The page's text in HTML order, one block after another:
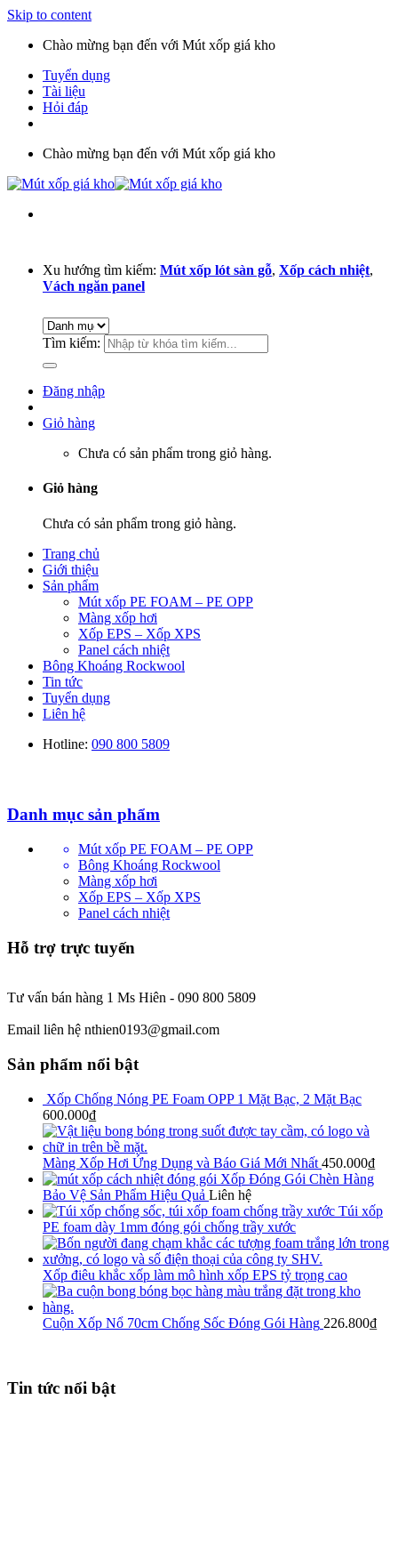
Skip to content
Chào mừng bạn đến với Mút xốp giá kho
Tuyển dụng
Tài liệu
Hỏi đáp
Chào mừng bạn đến với Mút xốp giá kho
Xu hướng tìm kiếm: Mút xốp lót sàn gỗ, Xốp cách nhiệt,
Vách ngăn panel
Tìm kiếm:
Đăng nhập
Giỏ hàng
Chưa có sản phẩm trong giỏ hàng.
Giỏ hàng
Chưa có sản phẩm trong giỏ hàng.
Trang chủ
Giới thiệu
Sản phẩm
Mút xốp PE FOAM – PE OPP
Màng xốp hơi
Xốp EPS – Xốp XPS
Panel cách nhiệt
Bông Khoáng Rockwool
Tin tức
Tuyển dụng
Liên hệ
Hotline: 090 800 5809
Danh mục sản phẩm
Mút xốp PE FOAM – PE OPP
Bông Khoáng Rockwool
Màng xốp hơi
Xốp EPS – Xốp XPS
Panel cách nhiệt
Hỗ trợ trực tuyến
Tư vấn bán hàng 1 Ms Hiên - 090 800 5809
Email liên hệ nthien0193@gmail.com
Sản phẩm nổi bật
Xốp Chống Nóng PE Foam OPP 1 Mặt Bạc, 2 Mặt Bạc
600.000₫
Màng Xốp Hơi Ứng Dụng và Báo Giá Mới Nhất 450.000₫
Xốp Đóng Gói Chèn Hàng
Bảo Vệ Sản Phẩm Hiệu Quả Liên hệ
Túi xốp
PE foam dày 1mm đóng gói chống trầy xước
Xốp điêu khắc xốp làm mô hình xốp EPS tỷ trọng cao
Cuộn Xốp Nổ 70cm Chống Sốc Đóng Gói Hàng 226.800₫
Tin tức nổi bật